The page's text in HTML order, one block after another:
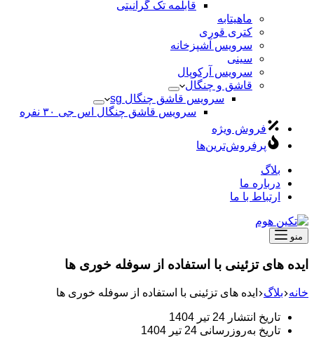
قابلمه تک گرانیتی
ماهیتابه
کتری قوری
سرویس آشپزخانه
سینی
سرویس آرکوپال
قاشق و چنگال
سرویس قاشق چنگال sg
سرویس قاشق چنگال اس جی ۳۰ نفره
فروش ویژه
پرفروش‌ترین‌ها
بلاگ
درباره ما
ارتباط با ما
منو
ایده های تزئینی با استفاده از سوفله خوری ها
خانه بلاگ ایده های تزئینی با استفاده از سوفله خوری ها
تاریخ انتشار 24 تیر 1404
تاریخ به‌روزرسانی 24 تیر 1404